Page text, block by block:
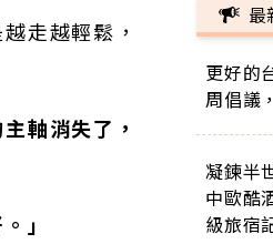
走越輕鬆，
軸消失了，
」
最
更好的
周倡議
凝鍊半
中歐酷
級旅宿